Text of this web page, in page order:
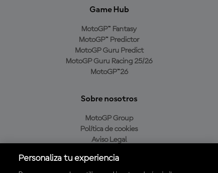
Game Hub
MotoGP™ Fantasy
MotoGP™ Predictor
MotoGP Guru Predict
MotoGP Guru Racing 25/26
MotoGP™26
Sobre nosotros
MotoGP Group
Política de cookies
Aviso Legal
Política de compra
Personaliza tu experiencia